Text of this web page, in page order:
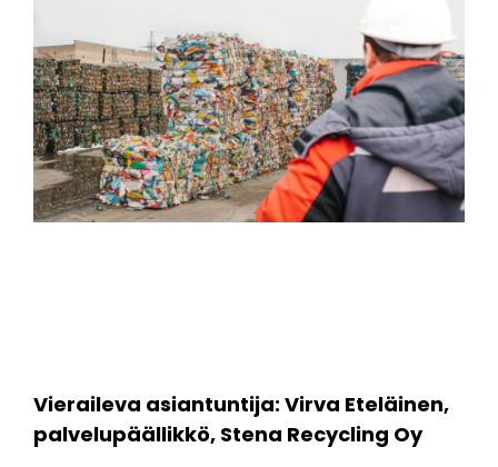
Vieraileva asiantuntija: Virva Eteläinen,
palvelupäällikkö, Stena Recycling Oy